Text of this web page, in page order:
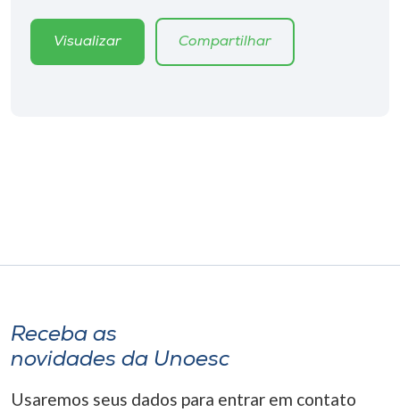
Rádio
o idioma
A-
Visualizar Compartilhar
Receba as
novidades da Unoesc
Usaremos seus dados para entrar em contato